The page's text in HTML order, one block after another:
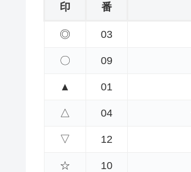
印 番
◎ 03
〇 09
▲ 01
△ 04
▽ 12
☆ 10